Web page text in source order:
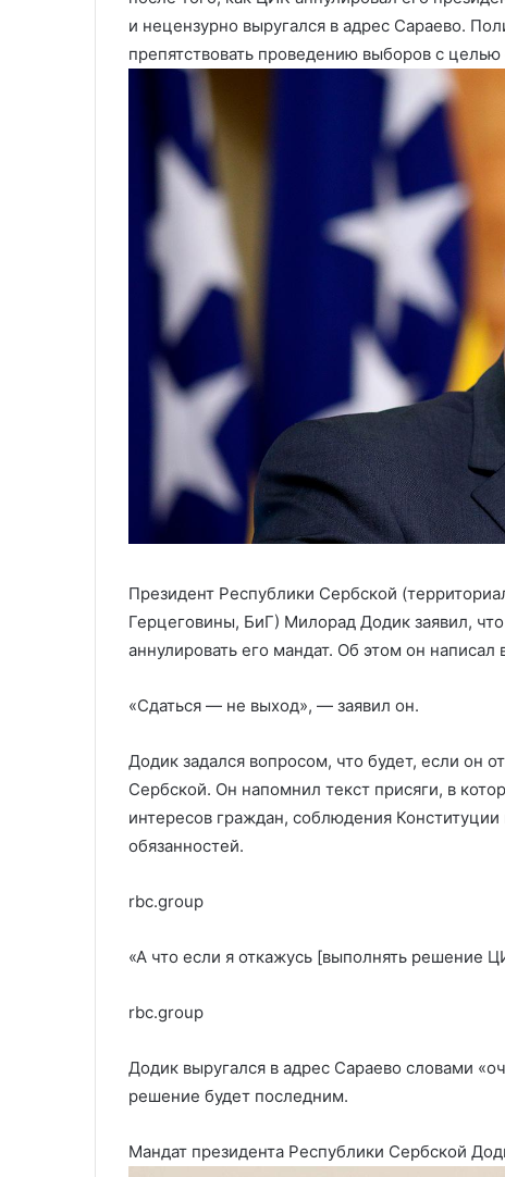
и нецензурно выругался в адрес Сараево.
препятствовать проведению выборов с
Президент Республики Сербской
Герцеговины, БиГ) Милорад Додик заявил,
аннулировать его мандат. Об этом он написал
«Сдаться — не выход», — заявил он.
Додик задался вопросом, что будет, если он
Сербской. Он напомнил текст присяги, в
интересов граждан, соблюдения
обязанностей.
rbc.group
«А что если я откажусь [выполнять решение
rbc.group
Додик выругался в адрес Сараево словами
решение будет последним.
Мандат президента Республики Сербской
матери Кадырова
нетсейчас нет